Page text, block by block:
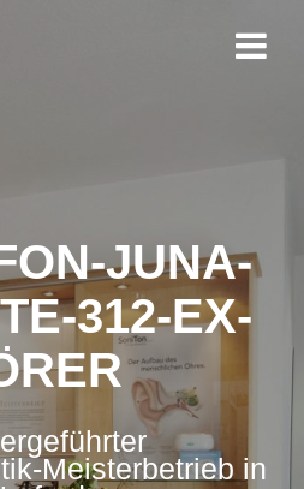
JUNA-
312-EX-
Meisterbetrieb in